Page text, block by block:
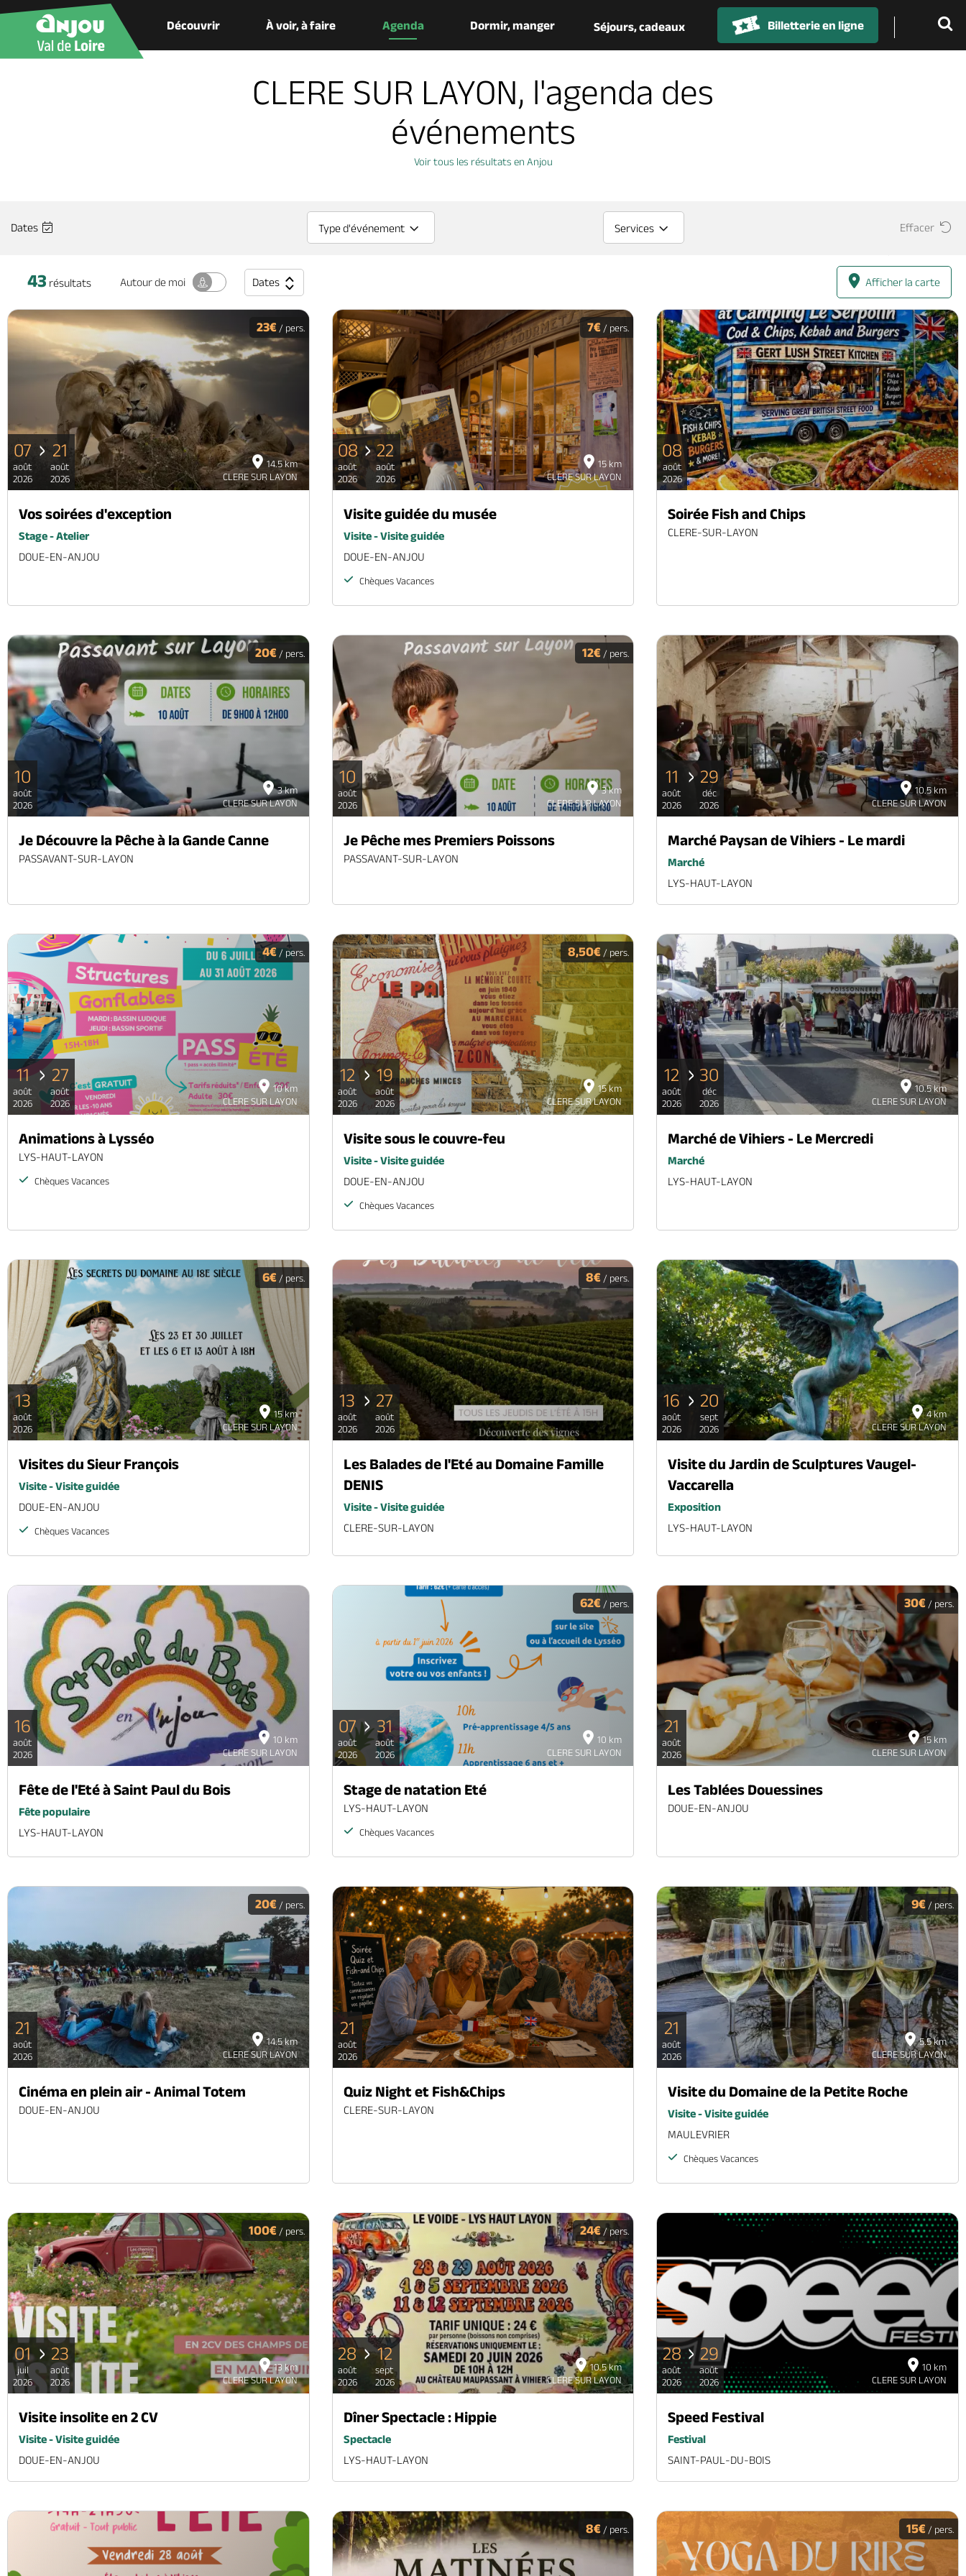
Découvrir À voir, à faire Agenda Dormir, manger Séjours, cadeaux Billetterie en ligne
CLERE SUR LAYON, l'agenda des
événements
Voir tous les résultats en Anjou
Dates Type d'événement Services Effacer
43 résultats Autourde moi Dates Afficher la carte
14.5 km
CLERE SUR LAYON
23€/ pers.
07
août
2026
21
août
2026
Vos soirées d'exception
Stage - Atelier
DOUE-EN-ANJOU
15 km
CLERE SUR LAYON
7€ / pers.
08
août
2026
22
août
2026
Visite guidée du musée
Visite - Visite guidée
DOUE-EN-ANJOU
Chèques Vacances
08
août
2026
Soirée Fish and Chips
CLERE-SUR-LAYON
3 km
CLERE SUR LAYON
20€/ pers.
10
août
2026
Je Découvre la Pêche à la Gande Canne
PASSAVANT-SUR-LAYON
3 km
CLERE SUR LAYON
12€ / pers.
10
août
2026
Je Pêche mes Premiers Poissons
PASSAVANT-SUR-LAYON
10.5 km
CLERE SUR LAYON
11
août
2026
29
déc
2026
Marché Paysan de Vihiers - Le mardi
Marché
LYS-HAUT-LAYON
10 km
CLERE SUR LAYON
4€/ pers.
11
août
2026
27
août
2026
Animations à Lysséo
LYS-HAUT-LAYON
Chèques Vacances
15 km
CLERE SUR LAYON
8,50€ / pers.
12
août
2026
19
août
2026
Visite sous le couvre-feu
Visite - Visite guidée
DOUE-EN-ANJOU
Chèques Vacances
10.5 km
CLERE SUR LAYON
12
août
2026
30
déc
2026
Marché de Vihiers - Le Mercredi
Marché
LYS-HAUT-LAYON
15 km
CLERE SUR LAYON
6€ / pers.
13
août
2026
Visites du Sieur François
Visite - Visite guidée
DOUE-EN-ANJOU
Chèques Vacances
8€ / pers.
13
août
2026
27
août
2026
Les Balades de l'Eté au Domaine Famille
DENIS
Visite - Visite guidée
CLERE-SUR-LAYON
4 km
CLERE SUR LAYON
16
août
2026
20
sept
2026
Visite du Jardin de Sculptures Vaugel-
Vaccarella
Exposition
LYS-HAUT-LAYON
10 km
CLERE SUR LAYON
16
août
2026
Fête de l'Eté à Saint Paul du Bois
Fête populaire
LYS-HAUT-LAYON
10 km
CLERE SUR LAYON
62€ / pers.
07
août
2026
31
août
2026
Stage de natation Eté
LYS-HAUT-LAYON
Chèques Vacances
15 km
CLERE SUR LAYON
30€/ pers.
21
août
2026
Les Tablées Douessines
DOUE-EN-ANJOU
14.5 km
CLERE SUR LAYON
20€ / pers.
21
août
2026
Cinéma en plein air - Animal Totem
DOUE-EN-ANJOU
21
août
2026
Quiz Night et Fish&Chips
CLERE-SUR-LAYON
5.5 km
CLERE SUR LAYON
9€/ pers.
21
août
2026
Visite du Domaine de la Petite Roche
Visite - Visite guidée
MAULEVRIER
Chèques Vacances
13 km
CLERE SUR LAYON
100€/ pers.
01
juil
2026
23
août
2026
Visite insolite en 2 CV
Visite - Visite guidée
DOUE-EN-ANJOU
10.5 km
CLERE SUR LAYON
24€/ pers.
28
août
2026
12
sept
2026
Dîner Spectacle : Hippie
Spectacle
LYS-HAUT-LAYON
10 km
CLERE SUR LAYON
28
août
2026
29
août
2026
Speed Festival
Festival
SAINT-PAUL-DU-BOIS
8€ / pers. 15€ / pers.